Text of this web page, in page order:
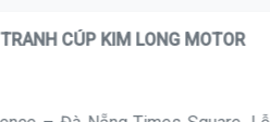
CÚP KIM LONG MOTOR